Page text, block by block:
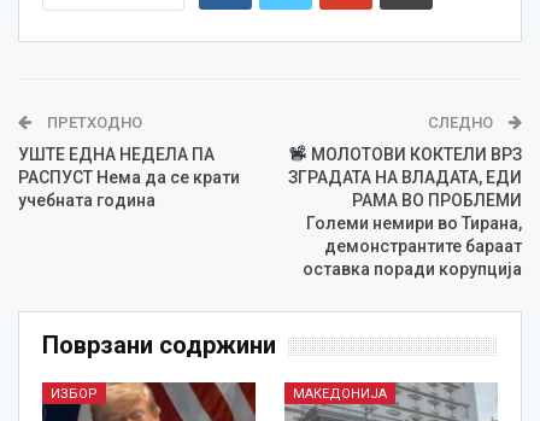
ПРЕТХОДНО
УШТЕ ЕДНА НЕДЕЛА ПА
РАСПУСТ Нема да се крати
учебната година
СЛЕДНО
МОЛОТОВИ КОКТЕЛИ ВРЗ
ЗГРАДАТА НА ВЛАДАТА, ЕДИ
РАМА ВО ПРОБЛЕМИ
Големи немири во Тирана,
демонстрантите бараат
оставка поради корупција
Поврзани содржини
ИЗБОР МАКЕДОНИЈА